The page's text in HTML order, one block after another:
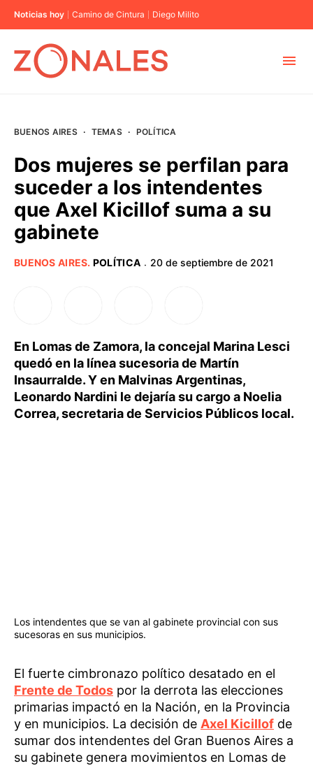
Noticias hoy Camino de Cintura Diego Milito
BUENOS AIRES
PROVINCIAS
BUENOS AIRES · TEMAS · POLÍTICA
Dos mujeres se perfilan para
suceder a los intendentes
que Axel Kicillof suma a su
gabinete
BUENOS AIRES. POLÍTICA · 20 de septiembre de 2021
En Lomas de Zamora, la concejal Marina Lesci
quedó en la línea sucesoria de Martín
Insaurralde. Y en Malvinas Argentinas,
Leonardo Nardini le dejaría su cargo a Noelia
Correa, secretaria de Servicios Públicos local.
Los intendentes que se van al gabinete provincial con sus
sucesoras en sus municipios.
El fuerte cimbronazo político desatado en el
Frente de Todos por la derrota las elecciones
primarias impactó en la Nación, en la Provincia
y en municipios. La decisión de Axel Kicillof de
sumar dos intendentes del Gran Buenos Aires a
su gabinete genera movimientos en Lomas de